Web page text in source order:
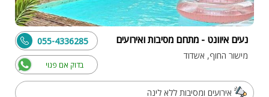
נעים איוונט - מתחם מסיבות ואירועים
מישור החוף, אשדוד
בדוק אם פנוי
055-4336285
אירועים ומסיבות ללא לינה